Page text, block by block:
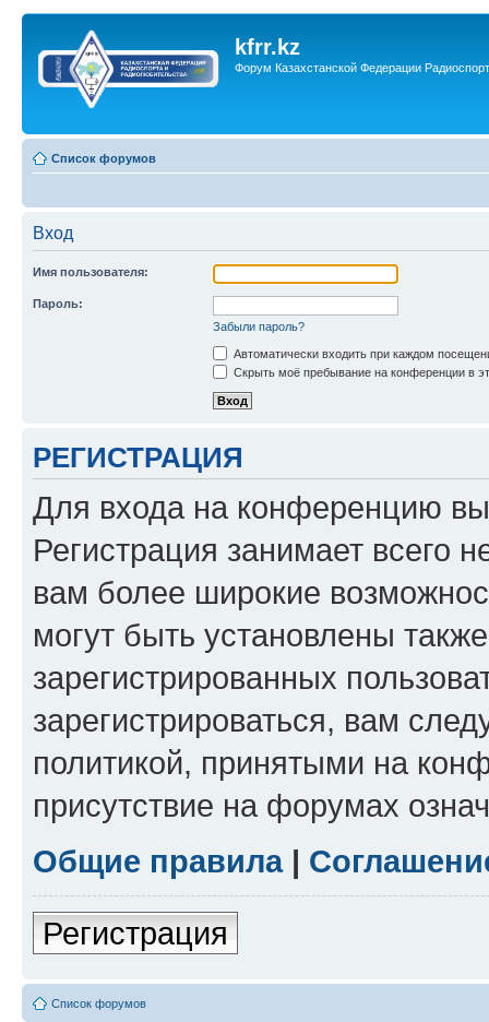
kfrr.kz
Форум Казахстанской Федерации
Список форумов
Вход
Имя пользователя:
Пароль:
Забыли пароль?
Автоматически входить при каждом
Скрыть моё пребывание на конференции в
РЕГИСТРАЦИЯ
Для входа на конференцию
Регистрация занимает всего
вам более широкие
могут быть установлены
зарегистрированных
зарегистрироваться, вам
политикой, принятыми на
присутствие на форумах
Общие правила|
Регистрация
Список форумов